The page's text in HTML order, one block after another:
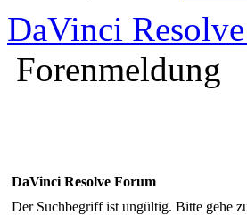
DaVinci
Forenmeldung
DaVinci Resolve Forum
Der Suchbegriff ist ungültig. Bitte gehe